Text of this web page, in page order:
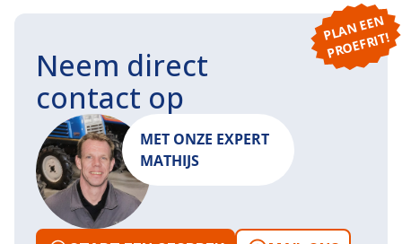
P
L
A
N
E
E
N
P
R
O
E
F
RI
T!
Neem direct
contact op
MET ONZE EXPERT
MATHIJS